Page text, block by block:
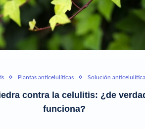
Plantas anticelulíticas Solución anticelulítica
contra la celulitis: ¿de
funciona?